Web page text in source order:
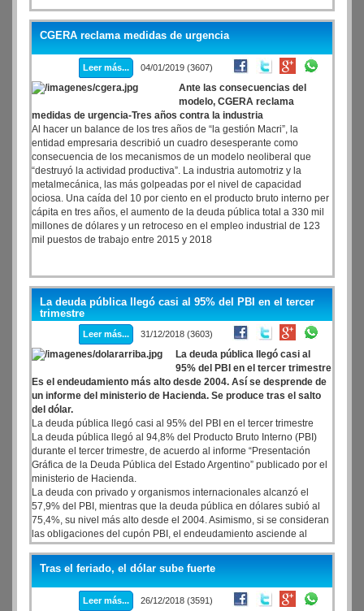
CGERA reclama medidas de urgencia
Leer más... 04/01/2019 (3607)
Ante las consecuencias del
modelo, CGERA reclama
medidas de urgencia-Tres años contra la industria
Al hacer un balance de los tres años de “la gestión Macri”, la
entidad empresaria describió un cuadro desesperante como
consecuencia de los mecanismos de un modelo neoliberal que
“destruyó la actividad productiva”. La industria automotriz y la
metalmecánica, las más golpeadas por el nivel de capacidad
ociosa. Una caída del 10 por ciento en el producto bruto interno per
cápita en tres años, el aumento de la deuda pública total a 330 mil
millones de dólares y un retroceso en el empleo industrial de 123
mil puestos de trabajo entre 2015 y 2018
La deuda pública llegó casi al 95% del PBI en el tercer
trimestre
Leer más... 31/12/2018 (3603)
La deuda pública llegó casi al
95% del PBI en el tercer trimestre
Es el endeudamiento más alto desde 2004. Así se desprende de
un informe del ministerio de Hacienda. Se produce tras el salto
del dólar.
La deuda pública llegó casi al 95% del PBI en el tercer trimestre
La deuda pública llegó al 94,8% del Producto Bruto Interno (PBI)
durante el tercer trimestre, de acuerdo al informe “Presentación
Gráfica de la Deuda Pública del Estado Argentino” publicado por el
ministerio de Hacienda.
La deuda con privado y organismos internacionales alcanzó el
57,9% del PBI, mientras que la deuda pública en dólares subió al
75,4%, su nivel más alto desde el 2004. Asimismo, si se consideran
las obligaciones del cupón PBI, el endeudamiento asciende al
99,5%.
Tras el feriado, el dólar sube fuerte
Leer más... 26/12/2018 (3591)